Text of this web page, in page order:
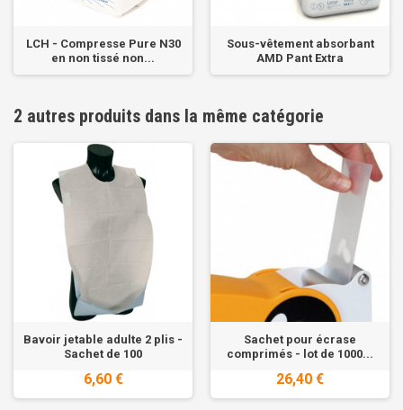
LCH - Compresse Pure N30
en non tissé non...
Sous-vêtement absorbant
AMD Pant Extra
2 autres produits dans la même catégorie
Bavoir jetable adulte 2 plis -
Sachet de 100
6,60 €
Sachet pour écrase
comprimés - lot de 1000...
26,40 €